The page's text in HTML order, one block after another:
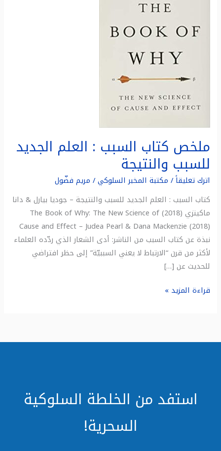
ملخص كتاب السبب : العلم الجديد
للسبب والنتيجة
اترك تعليقاً/ مكتبة المخبر السلوكي/ مريم فضّول
كتاب السبب : العلم الجديد للسبب والنتيجة – جوديا بيارل & دانا
ماكينزي (2018) The Book of Why: The New Science of
Cause and Effect – Judea Pearl & Dana Mackenzie (2018)
نبذة عن كتاب السبب من الناشر: أدى الشعار الذي ردّده العلماء
لأكثر من قرن “الارتباط لا يعني السببيّة” إلى حظر افتراضي
للحديث عن […]
الجديد
قراءة المزيد »
استفد من الخلطة السلوكية
السحرية!